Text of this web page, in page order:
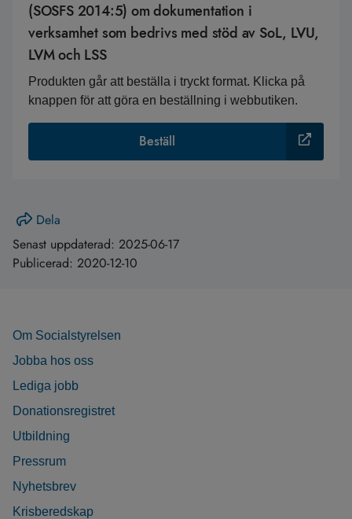
(SOSFS 2014:5) om dokumentation i
verksamhet som bedrivs med stöd av SoL, LVU,
LVM och LSS
Produkten går att beställa i tryckt format. Klicka på
knappen för att göra en beställning i webbutiken.
Beställ
Dela
Senast uppdaterad: 2025-06-17
Publicerad: 2020-12-10
Om Socialstyrelsen
Jobba hos oss
Lediga jobb
Donationsregistret
Utbildning
Pressrum
Nyhetsbrev
Krisberedskap